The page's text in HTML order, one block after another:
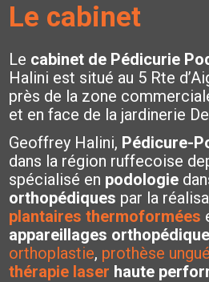
Le cabinet
Le cabinet de Pédicurie
Halini est situé au 5 Rte
près de la zone
et en face de la jardinerie
Geoffrey Halini, Pédicure-
dans la région ruffecoise
spécialisé en podologie
orthopédiques par la
plantaires thermoformées
appareillages
orthoplastie, prothèse
thérapie laser haute